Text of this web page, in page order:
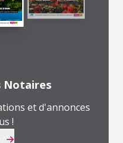
Notaires
et d'annonces
!